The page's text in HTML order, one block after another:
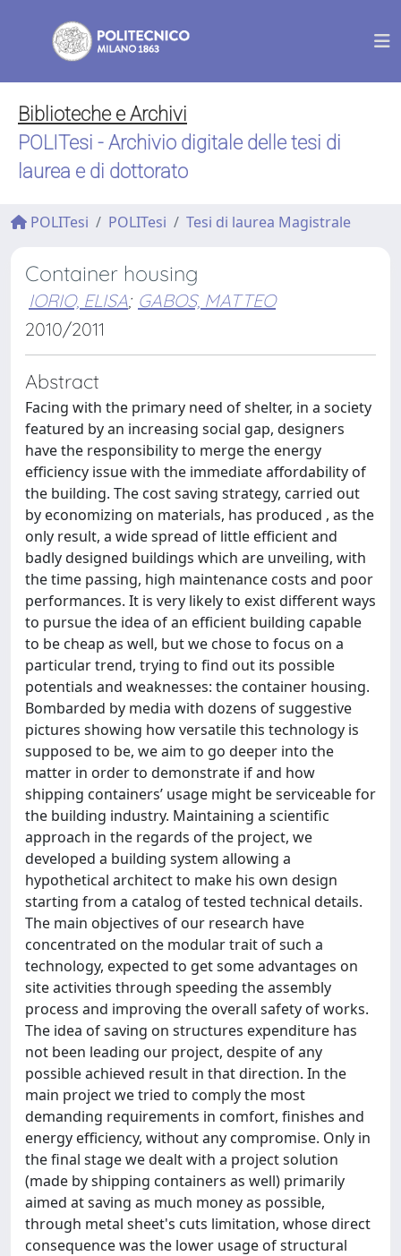
Biblioteche e Archivi
POLITesi - Archivio digitale delle tesi di
laurea e di dottorato
POLITesi POLITesi Tesi di laurea Magistrale
Container housing
IORIO, ELISA; GABOS, MATTEO
2010/2011
Abstract
Facing with the primary need of shelter, in a society
featured by an increasing social gap, designers
have the responsibility to merge the energy
efficiency issue with the immediate affordability of
the building. The cost saving strategy, carried out
by economizing on materials, has produced , as the
only result, a wide spread of little efficient and
badly designed buildings which are unveiling, with
the time passing, high maintenance costs and poor
performances. It is very likely to exist different ways
to pursue the idea of an efficient building capable
to be cheap as well, but we chose to focus on a
particular trend, trying to find out its possible
potentials and weaknesses: the container housing.
Bombarded by media with dozens of suggestive
pictures showing how versatile this technology is
supposed to be, we aim to go deeper into the
matter in order to demonstrate if and how
shipping containers’ usage might be serviceable for
the building industry. Maintaining a scientific
approach in the regards of the project, we
developed a building system allowing a
hypothetical architect to make his own design
starting from a catalog of tested technical details.
The main objectives of our research have
concentrated on the modular trait of such a
technology, expected to get some advantages on
site activities through speeding the assembly
process and improving the overall safety of works.
The idea of saving on structures expenditure has
not been leading our project, despite of any
possible achieved result in that direction. In the
main project we tried to comply the most
demanding requirements in comfort, finishes and
energy efficiency, without any compromise. Only in
the final stage we dealt with a project solution
(made by shipping containers as well) primarily
aimed at saving as much money as possible,
through metal sheet's cuts limitation, whose direct
consequence was the lower usage of structural